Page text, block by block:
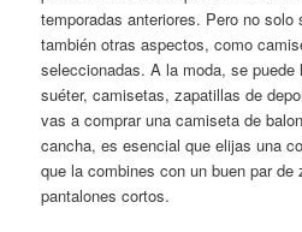
temporadas anteriores. Pero no
también otras aspectos, como
seleccionadas. A la moda, se puede
suéter, camisetas, zapatillas de
vas a comprar una camiseta de
cancha, es esencial que elijas una
que la combines con un buen par
pantalones cortos.